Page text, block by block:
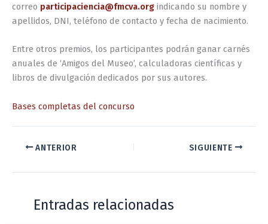
correo participaciencia@fmcva.org indicando su nombre y
apellidos, DNI, teléfono de contacto y fecha de nacimiento.
Entre otros premios, los participantes podrán ganar carnés
anuales de ‘Amigos del Museo’, calculadoras científicas y
libros de divulgación dedicados por sus autores.
Bases completas del concurso
ANTERIOR SIGUIENTE
Entradas relacionadas